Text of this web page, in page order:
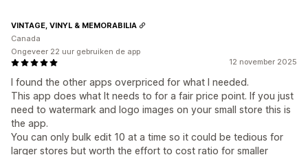
12 november 2025
I found the other apps overpriced for what I needed.
This app does what It needs to for a fair price point. If you just
need to watermark and logo images on your small store this is
the app.
You can only bulk edit 10 at a time so it could be tedious for
larger stores but worth the effort to cost ratio for smaller
VINTAGE, VINYL & MEMORABILIA
Canada
Ongeveer 22 uur gebruiken de app